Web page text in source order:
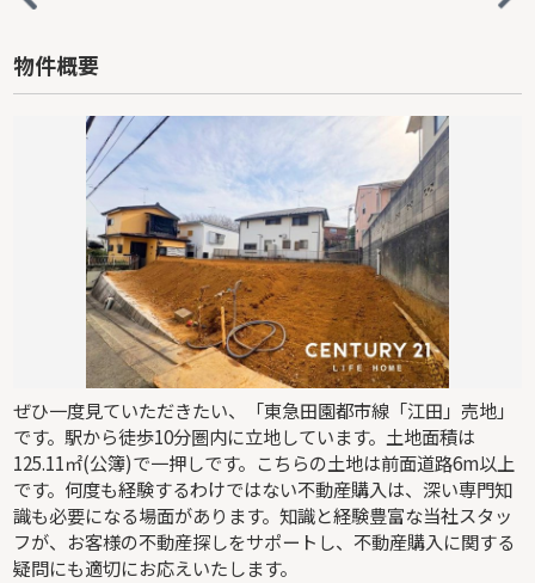
物件概要
ぜひ一度見ていただきたい、「東急田園都市線「江田」売地」
です。駅から徒歩10分圏内に立地しています。土地面積は
125.11㎡(公簿)で一押しです。こちらの土地は前面道路6m以上
です。何度も経験するわけではない不動産購入は、深い専門知
識も必要になる場面があります。知識と経験豊富な当社スタッ
フが、お客様の不動産探しをサポートし、不動産購入に関する
疑問にも適切にお応えいたします。